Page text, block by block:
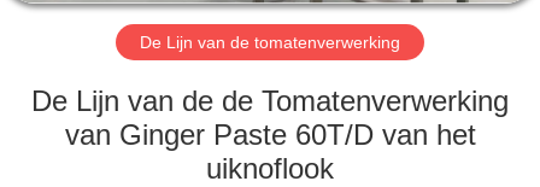
SHOW
ONGEVEER
ONS
De Lijn van de tomatenverwerking
De Lijn van de de Tomatenverwerking
van Ginger Paste 60T/D van het
uiknoflook